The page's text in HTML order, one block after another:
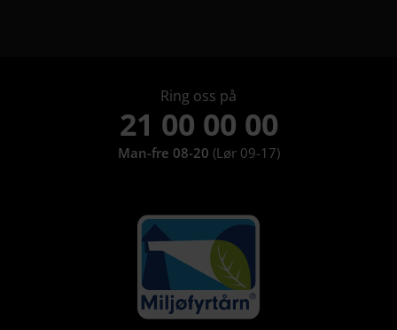
Ring oss på
21 00 00 00
Man-fre 08-20 (Lør 09-17)